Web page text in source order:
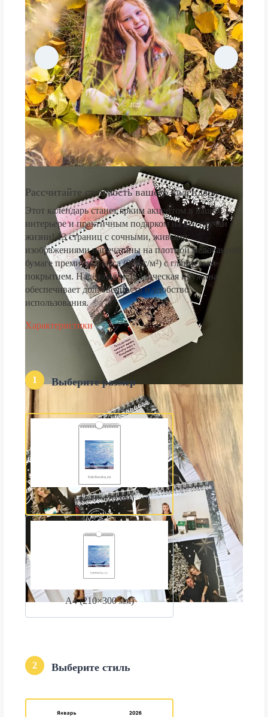
Рассчитайте стоимость вашего календаря
Этот календарь станет ярким акцентом в вашем
интерьере и практичным подарком на все случаи
жизни! 13 страниц с сочными, живыми
изображениями напечатаны на плотной мелованной
бумаге премиум-класса (250 г/м²) с глянцевым
покрытием. Надёжная металлическая пружина
обеспечивает долговечность и удобство
использования.
Характеристики
1 Выберите размер
А3 (300×420 мм)
А4 (210×300 мм)
2 Выберите стиль